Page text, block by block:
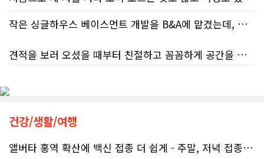
처음 차량을 선택하는 과정부터 저에게 맞는 차량을 추천해 주셨고, 그 차량의 장단점과 다양한 기능까지 하나하나 자세하게 설명해 주셔서 큰 도움이 되었습니다. 원래는 새 차를 받기까지 4~5개월 정도 기다려야 한다고 들었는데, 딜러님의 노력 덕분에 한 달 만에 차량을 받을 수 있었습니다.
차량을 인수하는 날에도 시간이 오래 걸렸음에도 불구하고 모든 기능을 하나씩 직접 설명해 주시고, 앞으로 차량을 관리하면서 꼭 확인해야 할 부분과 유용한 팁까지 꼼꼼하게 알려주셨습니다. 차에 대해 잘 모르는 저에게는 정말 큰 도움이 되었습니다.
그동안 만났던 딜러분들은 차량을 판매하는 데 집중하시는 경우가 많았는데, 박문호 딜러님은 고객의 입장에서 무엇이 가장 좋은 선택인지 먼저 생각해 주셨습니다. 마치 가족을 대하듯 작은 부분까지 세심하게 챙겨 주시는 모습에 큰 감동을 받았습니다.
좋은 차를 구매할 수 있도록 끝까지 최선을 다해 주시고, 늘 친절하고 세심하게 도와주신 박문호 딜러님께 진심으로 감사드립니다. 주변에 차량 구매를 고민하는 분이 있다면 자신 있게 추천드리고 싶은 최고의 딜러님입니다.
작은 싱글하우스 베이스먼트 개발을 B&A에 맡겼는데, 처음부터 끝까지 정말 만족스러운 경험이었습니다.
견적을 보러 오셨을 때부터 친절하고 꼼꼼하게 공간을 확인해 주셨고, 여러 옵션이 포함된 견적 금액도 다른 업체들과 비교했을 때 매우 합리적이었습니다.
공사가 끝난 후에는 마무리 점검까지 꼼꼼하게 진행해 주시는 모습에서 전문성과 책임감을 느낄 수 있었습니다.
무엇보다 작은 베이스먼트 공간을 밝고 깔끔하면서도 가족 모두가 편하게 사용할 수 있는 공간으로 완성해 주셔서 정말 만족합니다. 특히 아이들과 함께 즐겁게 시간을 보낼 수 있는 공간이 되어 더욱 뜻깊습니다.
건강/생활/여행
앨버타 홍역 확산에 백신 접종 더 쉽게 - 주말, 저녁 접종 클리닉 열..